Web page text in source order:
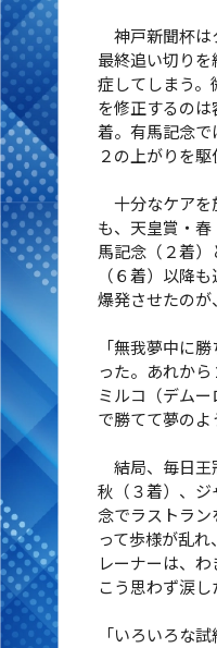
神戸新聞杯は
最終追い切り
症してしまう。
を修正するの
着。有馬記念
２の上がりを駆
十分なケアを
も、天皇賞・
馬記念（２着
（６着）以降
爆発させたのが
「無我夢中に
った。あれから
ミルコ（デム
で勝てて夢のよ
結局、毎日王
秋（３着）、
念でラストラ
って歩様が乱
レーナーは、わ
こう思わず涙し
「いろいろな